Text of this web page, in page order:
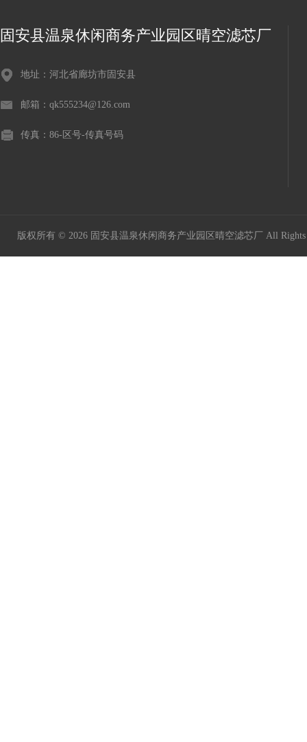
固安县温泉休闲商务产业园区晴空滤芯厂
地址：河北省廊坊市固安县
邮箱：qk555234@126.com
传真：86-区号-传真号码
版权所有 © 2026 固安县温泉休闲商务产业园区晴空滤芯厂 All